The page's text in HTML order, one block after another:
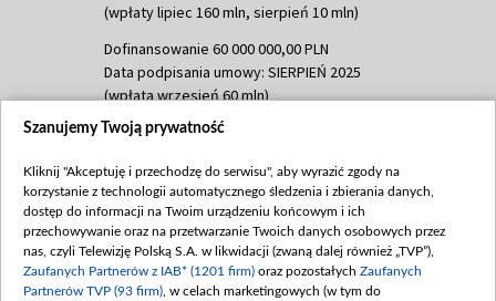
(wpłaty lipiec 160 mln, sierpień 10 mln)
Dofinansowanie 60 000 000,00 PLN
Data podpisania umowy: SIERPIEŃ 2025
(wpłata wrzesień 60 mln)
Dofinansowanie 635 783 051,21 PLN
(wpłata wrzesień 100 mln, październik 350
mln, listopad 265 mln)
Dofinansowanie 48 862 000,00 PLN
Data podpisania umowy: GRUDZIEŃ 2025
(wpłata grudzień 60,548 mln)
Szanujemy Twoją prywatność
Kliknij "Akceptuję i przechodzę do serwisu", aby wyrazić zgody na
korzystanie z technologii automatycznego śledzenia i zbierania danych,
dostęp do informacji na Twoim urządzeniu końcowym i ich
przechowywanie oraz na przetwarzanie Twoich danych osobowych przez
nas, czyli Telewizję Polską S.A. w likwidacji (zwaną dalej również „TVP”),
Zaufanych Partnerów z IAB* (1201 firm) oraz pozostałych Zaufanych
Partnerów TVP (93 firm) , w celach marketingowych (w tym do